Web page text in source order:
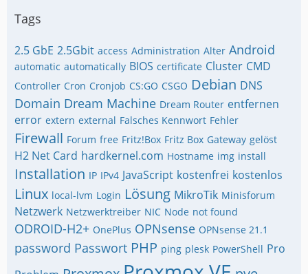
Tags
2.5 GbE 2.5Gbit access Administration Alter Android
automatic automatically BIOS certificate Cluster CMD
Controller Cron Cronjob CS:GO CSGO Debian DNS
Domain Dream Machine Dream Router entfernen
error extern external Falsches Kennwort Fehler
Firewall Forum free Fritz!Box Fritz Box Gateway gelöst
H2 Net Card hardkernel.com Hostname img install
Installation IP IPv4 JavaScript kostenfrei kostenlos
Linux local-lvm Login Lösung MikroTik Minisforum
Netzwerk Netzwerktreiber NIC Node not found
ODROID-H2+ OnePlus OPNsense OPNsense 21.1
password Passwort PHP ping plesk PowerShell Pro